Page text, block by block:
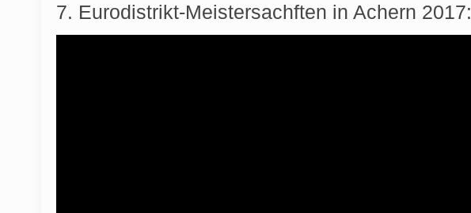
7. Eurodistrikt-Meistersachften in Achern 2017: